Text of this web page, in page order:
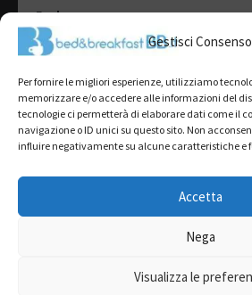
Gestisci Consenso
Per fornire le migliori esperienze, utilizziamo
memorizzare e/o accedere alle informazioni del
tecnologie ci permetterà di elaborare dati come il
navigazione o ID unici su questo sito. Non
influire negativamente su alcune caratteristiche e
Accetta
Nega
Visualizza le
Esplora
Tipologie di alloggio
Destinazioni
Il mio account
2022@ All Rights Reserved | Tutti i contenuti
L’accesso o l’utilizzo di questo sito è